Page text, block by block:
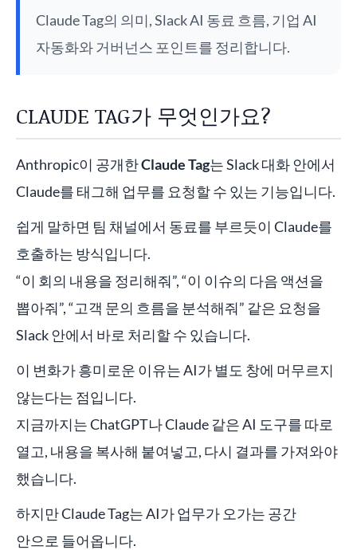
Claude Tag의 의미, Slack AI 동료 흐름, 기업 AI
자동화와 거버넌스 포인트를 정리합니다.
CLAUDE TAG가 무엇인가요?
Anthropic이 공개한Claude Tag는 Slack 대화 안에서
Claude를 태그해 업무를 요청할 수 있는 기능입니다.
쉽게 말하면 팀 채널에서 동료를 부르듯이 Claude를
호출하는 방식입니다.
“이 회의 내용을 정리해줘”, “이 이슈의 다음 액션을
뽑아줘”, “고객 문의 흐름을 분석해줘” 같은 요청을
Slack 안에서 바로 처리할 수 있습니다.
이 변화가 흥미로운 이유는 AI가 별도 창에 머무르지
않는다는 점입니다.
지금까지는 ChatGPT나 Claude 같은 AI 도구를 따로
열고, 내용을 복사해 붙여넣고, 다시 결과를 가져와야
했습니다.
하지만 Claude Tag는 AI가 업무가 오가는 공간
안으로 들어옵니다.